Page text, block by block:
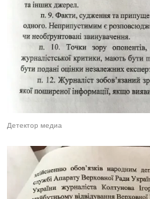
Детектор медиа